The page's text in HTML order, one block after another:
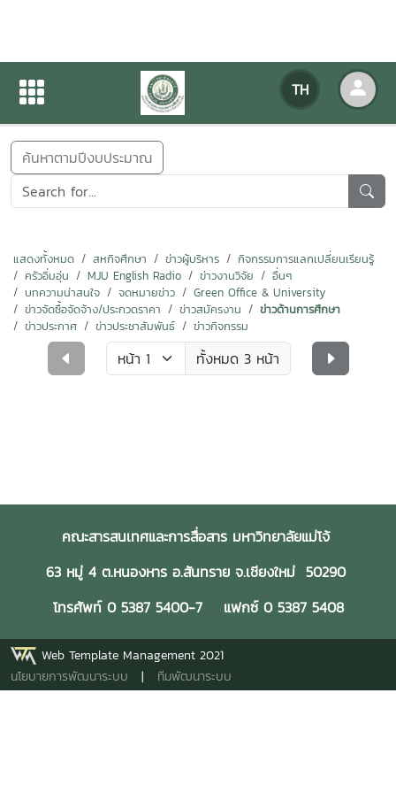
TH
ข่าวสารกิจกรรม
ข่าวสารกิจกรรม
ค้นหาตามปีงบประมาณ
แสดงทั้งหมด สหกิจศึกษา ข่าวผู้บริหาร
กิจกรรมการแลกเปลี่ยนเรียนรู้
ครัวอิ่มอุ่น
MJU English Radio ข่าวงานวิจัย
อื่นๆ
บทความน่าสนใจ
จดหมายข่าว
Green Office & University
ข่าวจัดซื้อจัดจ้าง/ประกวดราคา
ข่าวสมัครงาน
ข่าวด้านการศึกษา
ข่าวประกาศ
ข่าวประชาสัมพันธ์ ข่าวกิจกรรม
ทั้งหมด 3 หน้า
คณะสารสนเทศและการสื่อสาร มหาวิทยาลัยแม่โจ้
63 หมู่ 4 ต.หนองหาร อ.สันทราย จ.เชียงใหม่ 50290
โทรศัพท์ 0 5387 5400-7 แฟกซ์ 0 5387 5408
Web Template Management 2021
นโยบายการพัฒนาระบบ | ทีมพัฒนาระบบ